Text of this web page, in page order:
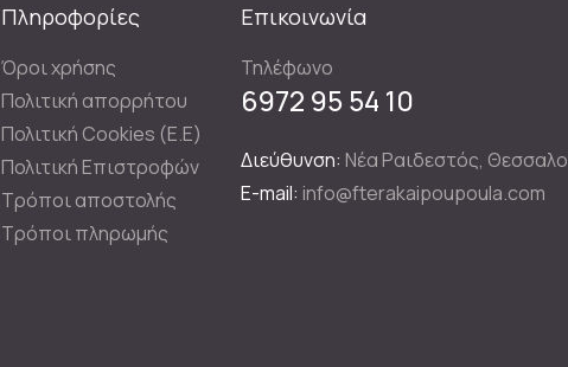
Πληροφορίες
Όροι χρήσης
Πολιτική απορρήτου
Πολιτική Cookies (E.E)
Πολιτική Επιστροφών
Τρόποι αποστολής
Τρόποι πληρωμής
Επικοινωνία
Τηλέφωνο
6972 95 54 10
Διεύθυνση: Νέα Ραιδεστός,
E-mail: info@fterakaipoupoula.com